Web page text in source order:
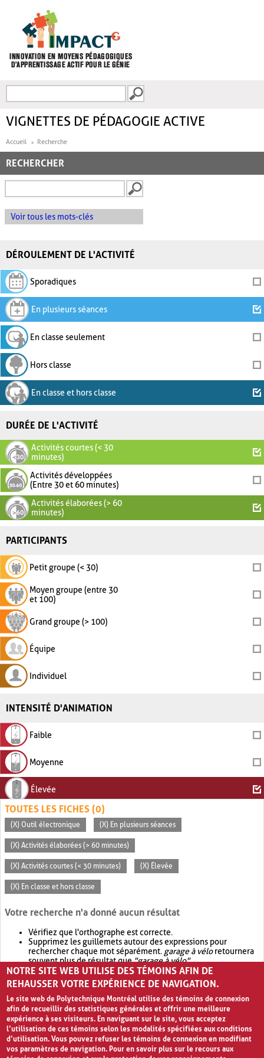
FORMULAIRE DE
VIGNETTES DE PÉDAGOGIE ACTIVE
Accueil Recherche
RECHERCHER
Voir tous les mots-clés
DÉROULEMENT DE L'ACTIVITÉ
Sporadiques
En plusieurs séances
En classe seulement
Hors classe
En classe et hors classe
DURÉE DE L'ACTIVITÉ
Activités courtes (< 30
minutes)
Activités développées
(Entre 30 et 60 minutes)
Activités élaborées (> 60
minutes)
PARTICIPANTS
Petit groupe (< 30)
Moyen groupe (entre 30
et 100)
Grand groupe (> 100)
Équipe
Individuel
INTENSITÉ D'ANIMATION
Faible
Moyenne
Élevée
TOUTES LES FICHES (0)
(X) Outil électronique (X) En plusieurs séances
(X) Activités élaborées (> 60 minutes)
(X) Activités courtes (< 30 minutes) (X) Élevée
(X) En classe et hors classe
Votre recherche n'a donné aucun résultat
Vérifiez que l'orthographe est correcte.
Supprimez les guillemets autour des expressions pour
rechercher chaque mot séparément. garage à véloretournera
souvent plus de résultat que"garage à vélo".
Envisagez d'élargir votre recherche avec OR.garage OR vélo
retournera souvent plus de résultat quegarage à vélo
NOTRE SITE WEB UTILISE DES TÉMOINS AFIN DE
REHAUSSER VOTRE EXPÉRIENCE DE NAVIGATION.
Le site web de Polytechnique Montréal utilise des témoins de connexion
afin de recueillir des statistiques générales et offrir une meilleure
expérience à ses visiteurs. En naviguant sur le site, vous acceptez
l’utilisation de ces témoins selon les modalités spécifiées aux conditions
d’utilisation. Vous pouvez refuser les témoins de connexion en modifiant
vos paramètres de navigation. Pour en savoir plus sur le recours aux